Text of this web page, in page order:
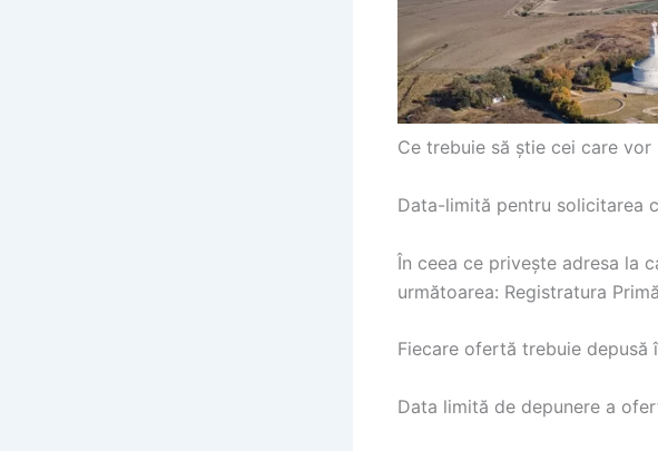
Ce trebuie să știe cei care
Data-limită pentru solicitarea
În ceea ce privește adresa la
următoarea: Registratura
Fiecare ofertă trebuie depusă
Data limită de depunere a